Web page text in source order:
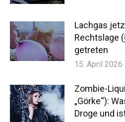
Lachgas
Rechtslage
getreten
15. April 2026
Zombie-
„Görke“):
Droge und